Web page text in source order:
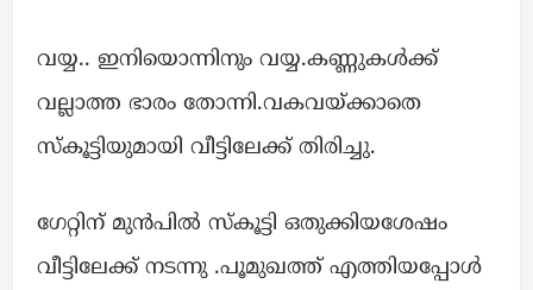
വയ്യ.. ഇനിയൊന്നിനും വയ്യ.കണ്ണുകൾക്ക്
വല്ലാത്ത ഭാരം തോന്നി.വകവയ്ക്കാതെ
സ്കൂട്ടിയുമായി വീട്ടിലേക്ക് തിരിച്ചു.
ഗേറ്റിന് മുൻപിൽ സ്കൂട്ടി ഒതുക്കിയശേഷം
വീട്ടിലേക്ക് നടന്നു .പൂമുഖത്ത് എത്തിയപ്പോൾ